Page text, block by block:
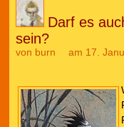
Darf es
sein?
von burn am 17.